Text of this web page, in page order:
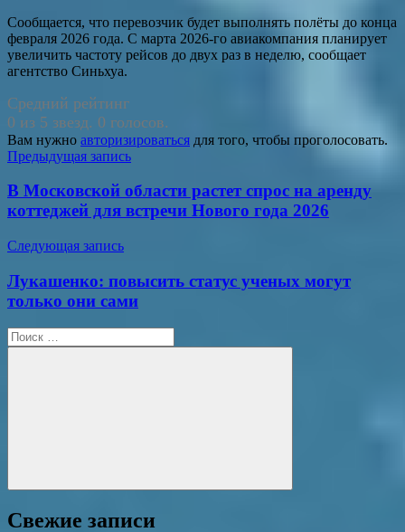
Сообщается, что перевозчик будет выполнять полёты до конца
февраля 2026 года. С марта 2026-го авиакомпания планирует
увеличить частоту рейсов до двух раз в неделю, сообщает
агентство Синьхуа.
Средний рейтинг
0 из 5 звезд. 0 голосов.
Вам нужно авторизироваться для того, чтобы проголосовать.
Навигация
по
записям
Предыдущая запись
В Московской области растет спрос на аренду
коттеджей для встречи Нового года 2026
Следующая запись
Лукашенко: повысить статус ученых могут
только они сами
Поиск
для:
Поиск
Свежие записи